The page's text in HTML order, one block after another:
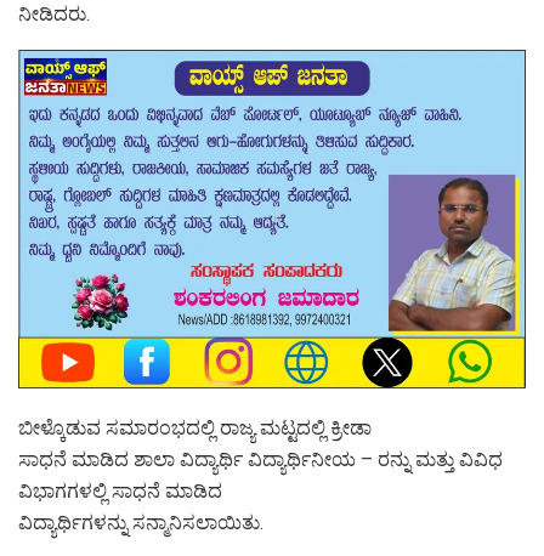
ನೀಡಿದರು.
ಬೀಳ್ಕೊಡುವ ಸಮಾರಂಭದಲ್ಲಿ ರಾಜ್ಯ ಮಟ್ಟದಲ್ಲಿ ಕ್ರೀಡಾ
ಸಾಧನೆ ಮಾಡಿದ ಶಾಲಾ ವಿದ್ಯಾರ್ಥಿ ವಿದ್ಯಾರ್ಥಿನೀಯ – ರನ್ನು ಮತ್ತು ವಿವಿಧ
ವಿಭಾಗಗಳಲ್ಲಿ ಸಾಧನೆ ಮಾಡಿದ
ವಿದ್ಯಾರ್ಥಿಗಳನ್ನು ಸನ್ಮಾನಿಸಲಾಯಿತು.